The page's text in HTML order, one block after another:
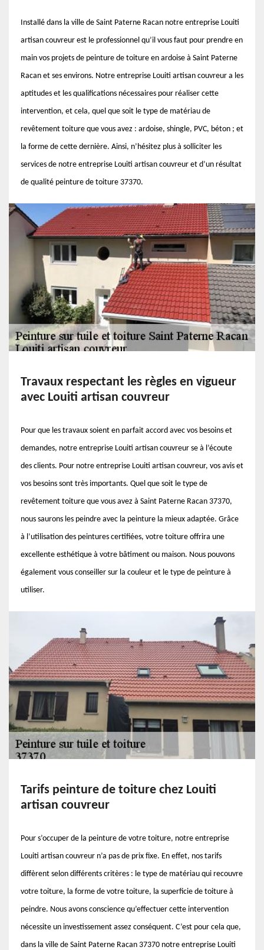
Installé dans la ville de Saint Paterne Racan notre entreprise Louiti
artisan couvreur est le professionnel qu’il vous faut pour prendre en
main vos projets de peinture de toiture en ardoise à Saint Paterne
Racan et ses environs. Notre entreprise Louiti artisan couvreur a les
aptitudes et les qualifications nécessaires pour réaliser cette
intervention, et cela, quel que soit le type de matériau de
revêtement toiture que vous avez : ardoise, shingle, PVC, béton ; et
la forme de cette dernière. Ainsi, n’hésitez plus à solliciter les
services de notre entreprise Louiti artisan couvreur et d’un résultat
de qualité peinture de toiture 37370.
Travaux respectant les règles en vigueur
avec Louiti artisan couvreur
Pour que les travaux soient en parfait accord avec vos besoins et
demandes, notre entreprise Louiti artisan couvreur se à l’écoute
des clients. Pour notre entreprise Louiti artisan couvreur, vos avis et
vos besoins sont très importants. Quel que soit le type de
revêtement toiture que vous avez à Saint Paterne Racan 37370,
nous saurons les peindre avec la peinture la mieux adaptée. Grâce
à l’utilisation des peintures certifiées, votre toiture offrira une
excellente esthétique à votre bâtiment ou maison. Nous pouvons
également vous conseiller sur la couleur et le type de peinture à
utiliser.
Tarifs peinture de toiture chez Louiti
artisan couvreur
Pour s’occuper de la peinture de votre toiture, notre entreprise
Louiti artisan couvreur n’a pas de prix fixe. En effet, nos tarifs
diffèrent selon différents critères : le type de matériau qui recouvre
votre toiture, la forme de votre toiture, la superficie de toiture à
peindre. Nous avons conscience qu’effectuer cette intervention
nécessite un investissement assez conséquent. C’est pour cela que,
dans la ville de Saint Paterne Racan 37370 notre entreprise Louiti